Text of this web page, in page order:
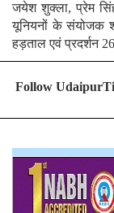
जयेश शुक्ला, प्रेम
यूनियनों के संयोजक
हड़ताल एवं प्रदर्शन
Follow